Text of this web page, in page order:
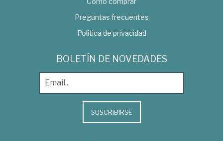
Preguntas frecuentes
Política de privacidad
BOLETÍN DE NOVEDADES
SUSCRIBIRSE